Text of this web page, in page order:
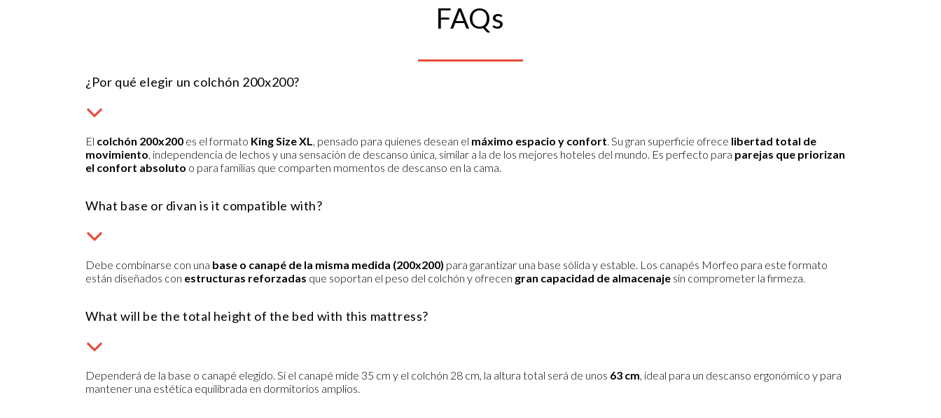
FAQs
¿Por qué elegir un colchón 200x200?
El colchón 200x200 es el formato King Size XL, pensado para quienes desean el máximo espacio y confort. Su gran superficie ofrece libertad total de
movimiento, independencia de lechos y una sensación de descanso única, similar a la de los mejores hoteles del mundo. Es perfecto para parejas que priorizan
el confort absoluto o para familias que comparten momentos de descanso en la cama.
What base or divan is it compatible with?
Debe combinarse con una base o canapé de la misma medida (200x200) para garantizar una base sólida y estable. Los canapés Morfeo para este formato
están diseñados con estructuras reforzadas que soportan el peso del colchón y ofrecen gran capacidad de almacenaje sin comprometer la firmeza.
What will be the total height of the bed with this mattress?
Dependerá de la base o canapé elegido. Si el canapé mide 35 cm y el colchón 28 cm, la altura total será de unos 63 cm, ideal para un descanso ergonómico y para
mantener una estética equilibrada en dormitorios amplios.